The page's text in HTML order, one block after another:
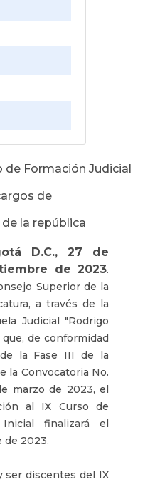
de Formación Judicial
de
la república
D.C., 27 de
de 2023.
Superior de la
a través de la
Judicial "Rodrigo
de conformidad
la Fase III de la
la Convocatoria No.
marzo de 2023, el
al IX Curso de
Inicial finalizará el
de 2023.
ser discentes del IX